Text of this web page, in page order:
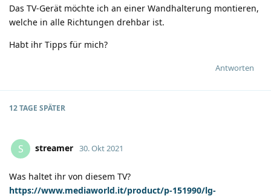
Das TV-Gerät möchte ich an einer Wandhalterung montieren,
welche in alle Richtungen drehbar ist.
Habt ihr Tipps für mich?
Antworten
12 TAGE SPÄTER
S streamer 30. Okt 2021
Was haltet ihr von diesem TV?
https://www.mediaworld.it/product/p-151990/lg-